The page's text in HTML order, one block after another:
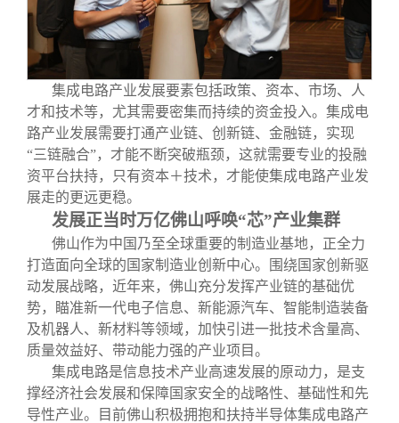
集成电路产业发展要素包括政策、资本、市场、人
才和技术等，尤其需要密集而持续的资金投入。集成电
路产业发展需要打通产业链、创新链、金融链，实现
“三链融合”，才能不断突破瓶颈，这就需要专业的投融
资平台扶持，只有资本＋技术，才能使集成电路产业发
展走的更远更稳。
发展正当时万亿佛山呼唤“芯”产业集群
佛山作为中国乃至全球重要的制造业基地，正全力
打造面向全球的国家制造业创新中心。围绕国家创新驱
动发展战略，近年来，佛山充分发挥产业链的基础优
势，瞄准新一代电子信息、新能源汽车、智能制造装备
及机器人、新材料等领域，加快引进一批技术含量高、
质量效益好、带动能力强的产业项目。
集成电路是信息技术产业高速发展的原动力，是支
撑经济社会发展和保障国家安全的战略性、基础性和先
导性产业。目前佛山积极拥抱和扶持半导体集成电路产